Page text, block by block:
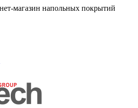
магазин напольных покрытий